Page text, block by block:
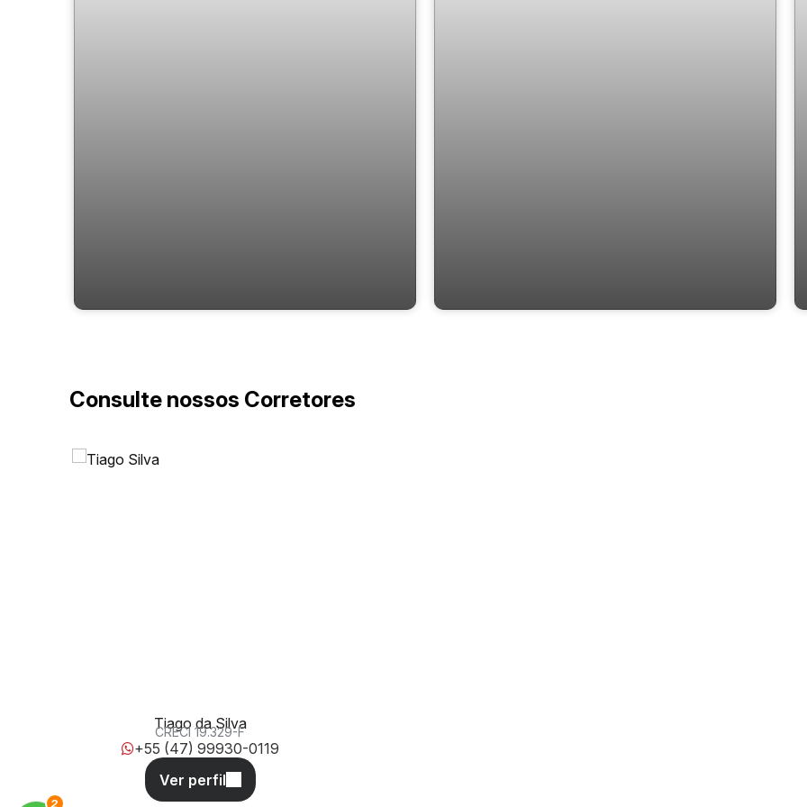
3
Consulte nossos Corretores
Tiago da Silva
CRECI 19.329-F
+55 (47) 99930-0119